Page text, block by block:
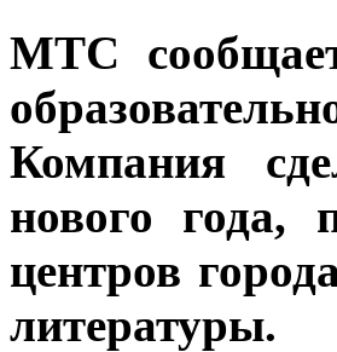
МТС
Компания
нового года,
центров
литературы.